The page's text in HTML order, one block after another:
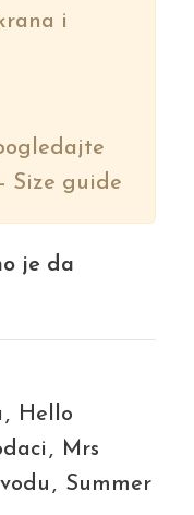
i
Size guide
je da
, Hello
, Mrs
, Summer